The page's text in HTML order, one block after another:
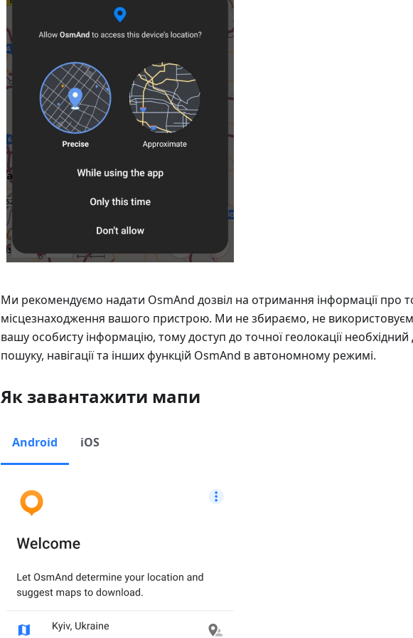
Ми рекомендуємо надати OsmAnd дозвіл на отримання інформації про
місцезнаходження вашого пристрою. Ми не збираємо, не
вашу особисту інформацію, тому доступ до точної геолокації
пошуку, навігації та інших функцій OsmAnd в автономному режимі.
Як завантажити мапи
Android iOS